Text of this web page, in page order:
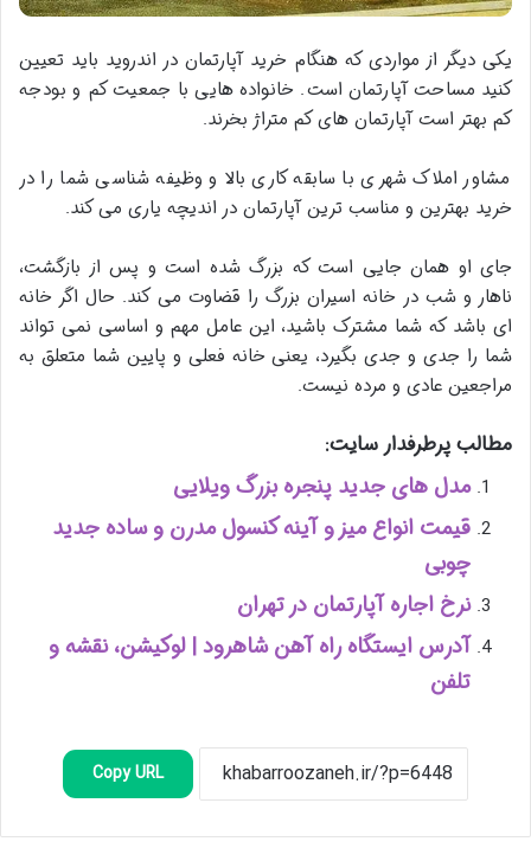
یکی دیگر از مواردی که هنگام خرید آپارتمان در اندروید باید تعیین
کنید مساحت آپارتمان است. خانواده هایی با جمعیت کم و بودجه
کم بهتر است آپارتمان های کم متراژ بخرند.
مشاور املاک شهری با سابقه کاری بالا و وظیفه شناسی شما را در
خرید بهترین و مناسب ترین آپارتمان در اندیچه یاری می کند.
جای او همان جایی است که بزرگ شده است و پس از بازگشت،
ناهار و شب در خانه اسیران بزرگ را قضاوت می کند. حال اگر خانه
ای باشد که شما مشترک باشید، این عامل مهم و اساسی نمی تواند
شما را جدی و جدی بگیرد، یعنی خانه فعلی و پایین شما متعلق به
مراجعین عادی و مرده نیست.
مطالب پرطرفدار سایت:
مدل های جدید پنجره بزرگ ویلایی
قیمت انواع میز و آینه کنسول مدرن و ساده جدید
چوبی
نرخ اجاره آپارتمان در تهران
آدرس ایستگاه راه آهن شاهرود | لوکیشن، نقشه و
تلفن
Copy URL